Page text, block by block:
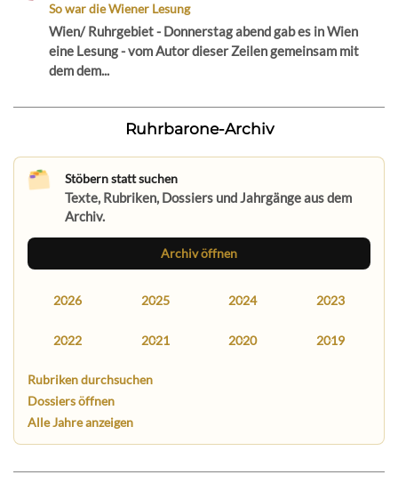
So war die Wiener Lesung
Wien/ Ruhrgebiet - Donnerstag abend gab es in Wien
eine Lesung - vom Autor dieser Zeilen gemeinsam mit
dem dem...
Ruhrbarone-Archiv
Stöbern statt suchen
Texte, Rubriken, Dossiers und Jahrgänge aus dem
Archiv.
Archiv öffnen
2026 2025 2024 2023
2022 2021 2020 2019
Rubriken durchsuchen
Dossiers öffnen
Alle Jahre anzeigen